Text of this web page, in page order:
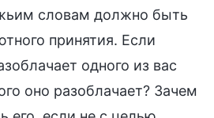
словам должно быть
принятия. Если
одного из вас
оно разоблачает? Зачем